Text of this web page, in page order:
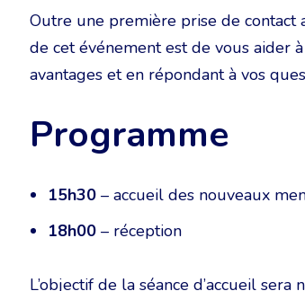
Outre une première prise de contact
de cet événement est de vous aider
avantages et en répondant à vos
Programme
15h30 – accueil des nouveaux
18h00 – réception
L’objectif de la séance d’accueil